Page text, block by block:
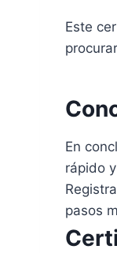
Este
En
rápido
pasos